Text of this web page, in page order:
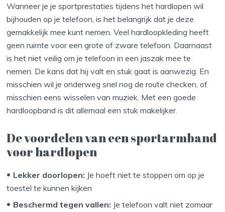
Wanneer je je sportprestaties tijdens het hardlopen wil
bijhouden op je telefoon, is het belangrijk dat je deze
gemakkelijk mee kunt nemen. Veel hardloopkleding heeft
geen ruimte voor een grote of zware telefoon. Daarnaast
is het niet veilig om je telefoon in een jaszak mee te
nemen. De kans dat hij valt en stuk gaat is aanwezig. En
misschien wil je onderweg snel nog de route checken, of
misschien eens wisselen van muziek. Met een goede
hardloopband is dit allemaal een stuk makelijker.
De voordelen van een sportarmband
voor hardlopen
Lekker doorlopen: Je hoeft niet te stoppen om op je
toestel te kunnen kijken
Beschermd tegen vallen: Je telefoon valt niet zomaar